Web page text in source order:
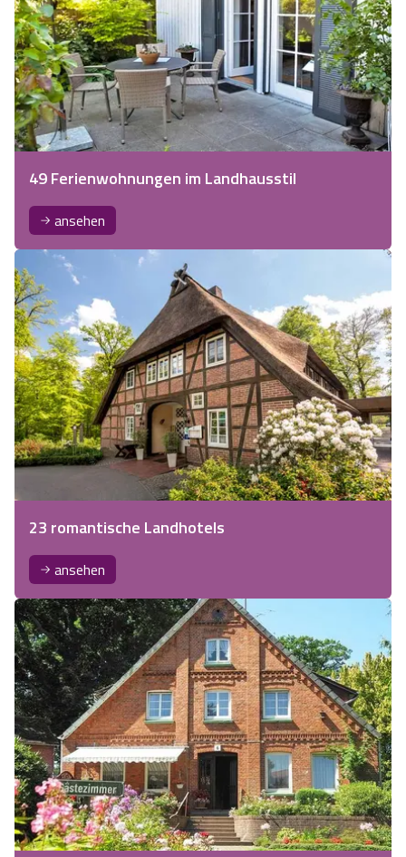
49 Ferienwohnungen im Landhausstil
ansehen
23 romantische Landhotels
ansehen